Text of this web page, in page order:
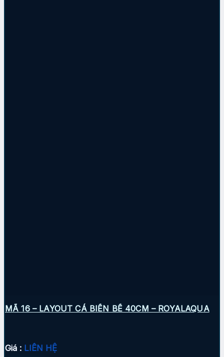
MÃ 16 – LAYOUT CÁ BIỂN BỂ 40CM – ROYALAQUA
Giá : LIÊN HỆ